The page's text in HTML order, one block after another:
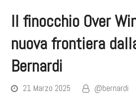
Il finocchio Over
nuova frontiera
Bernardi
21 Marzo 2025 @bernardi